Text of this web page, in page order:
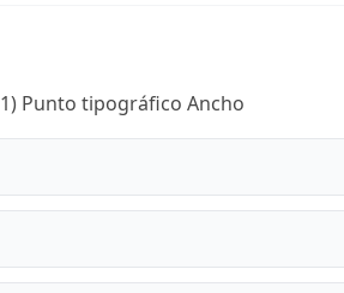
Punto tipográfico Ancho